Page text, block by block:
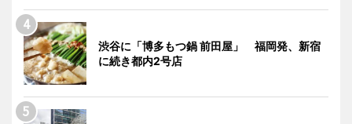
渋谷に「博多もつ鍋 前田屋」 福岡発、新宿
に続き都内2号店